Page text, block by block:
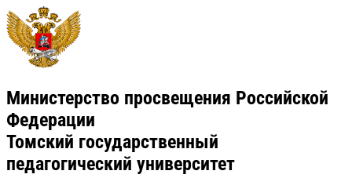
Министерство просвещения Российской
Федерации
Томский государственный
педагогический университет